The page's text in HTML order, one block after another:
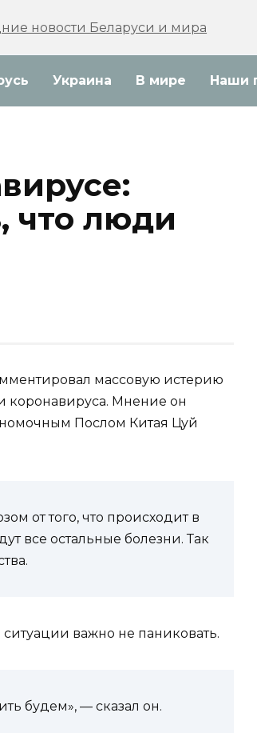
Украина В мире Наши
что люди
массовую истерию
коронавируса. Мнение он
Послом Китая Цуй
от того, что происходит в
все остальные болезни. Так
важно не паниковать.
будем», — сказал он.